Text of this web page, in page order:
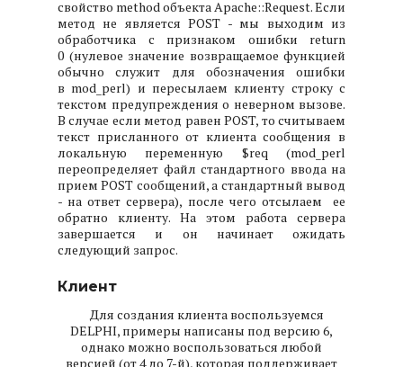
свойство method объекта Apache::Request. Если
метод не является POST - мы выходим из
обработчика с признаком ошибки return
0 (нулевое значение возвращаемое функцией
обычно служит для обозначения ошибки
в mod_perl) и пересылаем клиенту строку с
текстом предупреждения о неверном вызове.
В случае если метод равен POST, то считываем
текст присланного от клиента сообщения в
локальную переменную $req (mod_perl
переопределяет файл стандартного ввода на
прием POST сообщений, а стандартный вывод
- на ответ сервера), после чего отсылаем ее
обратно клиенту. На этом работа сервера
завершается и он начинает ожидать
следующий запрос.
Клиент
Для создания клиента воспользуемся
DELPHI, примеры написаны под версию 6,
однако можно воспользоваться любой
версией (от 4 до 7-й), которая поддерживает